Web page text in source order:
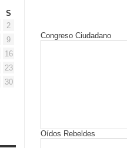
S
2
9
16
23
30
Congreso Ciudadano
Oídos Rebeldes